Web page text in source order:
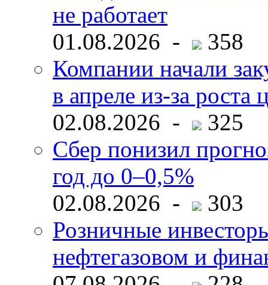
не работает
01.08.2026 -
358
Компании начали
в апреле из-за роста
02.08.2026 -
325
Сбер понизил
год до 0–0,5%
02.08.2026 -
303
Розничные
нефтегазовом и